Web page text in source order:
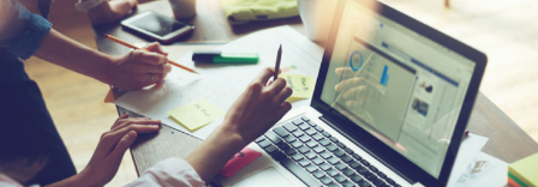
SKINNING
SLICING
SMOKING
STEAMING